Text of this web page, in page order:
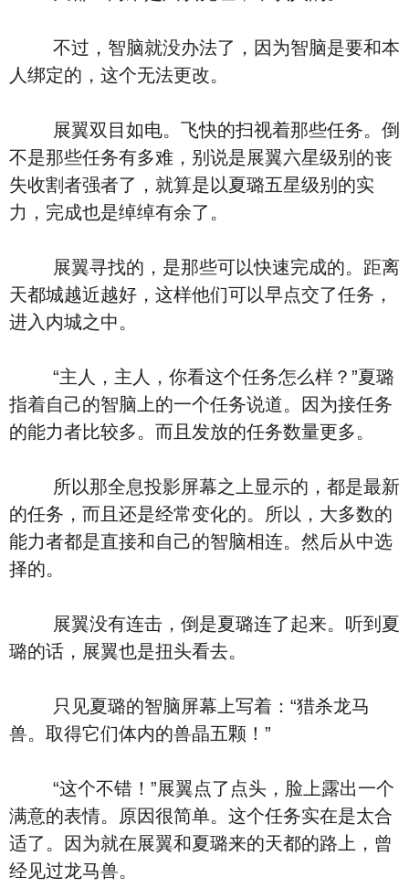
不过，智脑就没办法了，因为智脑是要和本
人绑定的，这个无法更改。
展翼双目如电。飞快的扫视着那些任务。倒
不是那些任务有多难，别说是展翼六星级别的丧
失收割者强者了，就算是以夏璐五星级别的实
力，完成也是绰绰有余了。
展翼寻找的，是那些可以快速完成的。距离
天都城越近越好，这样他们可以早点交了任务，
进入内城之中。
“主人，主人，你看这个任务怎么样？”夏璐
指着自己的智脑上的一个任务说道。因为接任务
的能力者比较多。而且发放的任务数量更多。
所以那全息投影屏幕之上显示的，都是最新
的任务，而且还是经常变化的。所以，大多数的
能力者都是直接和自己的智脑相连。然后从中选
择的。
展翼没有连击，倒是夏璐连了起来。听到夏
璐的话，展翼也是扭头看去。
只见夏璐的智脑屏幕上写着：“猎杀龙马
兽。取得它们体内的兽晶五颗！”
“这个不错！”展翼点了点头，脸上露出一个
满意的表情。原因很简单。这个任务实在是太合
适了。因为就在展翼和夏璐来的天都的路上，曾
经见过龙马兽。